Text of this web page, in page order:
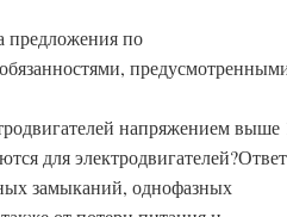
предложения по
напряжением выше
для
замыканий, однофазных